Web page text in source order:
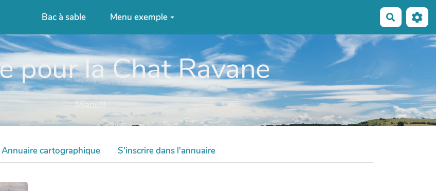
Bac à sable Menu exemple
pour la Chat Ravane
Miaou!!!
Annuaire cartographique S'inscrire dans l'annuaire